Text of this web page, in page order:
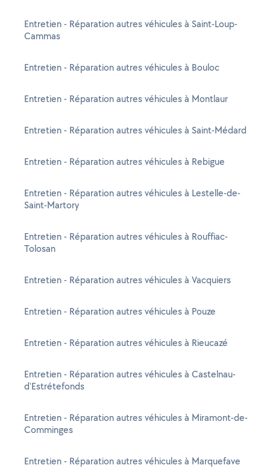
Entretien - Réparation autres véhicules à Saint-Loup-
Cammas
Entretien - Réparation autres véhicules à Bouloc
Entretien - Réparation autres véhicules à Montlaur
Entretien - Réparation autres véhicules à Saint-Médard
Entretien - Réparation autres véhicules à Rebigue
Entretien - Réparation autres véhicules à Lestelle-de-
Saint-Martory
Entretien - Réparation autres véhicules à Rouffiac-
Tolosan
Entretien - Réparation autres véhicules à Vacquiers
Entretien - Réparation autres véhicules à Pouze
Entretien - Réparation autres véhicules à Rieucazé
Entretien - Réparation autres véhicules à Castelnau-
d'Estrétefonds
Entretien - Réparation autres véhicules à Miramont-de-
Comminges
Entretien - Réparation autres véhicules à Marquefave